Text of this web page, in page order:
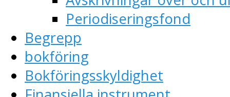
Periodiseringsfond
Begrepp
bokföring
Bokföringsskyldighet